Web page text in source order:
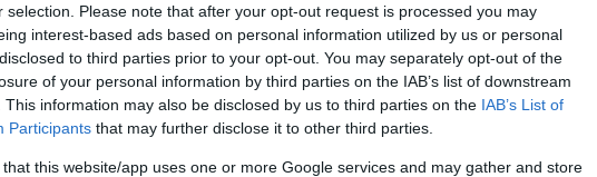
selection. Please note that after your opt-out request is processed you may
interest-based ads based on personal information utilized by us or personal
to third parties prior to your opt-out. You may separately opt-out of the
of your personal information by third parties on the IAB’s list of downstream
This information may also be disclosed by us to third parties on the IAB’s List of
Participants that may further disclose it to other third parties.
that this website/app uses one or more Google services and may gather and store
Updated 26·07·2022 13:57
Οικονόμου για
αντιμετώπισή
όφελος